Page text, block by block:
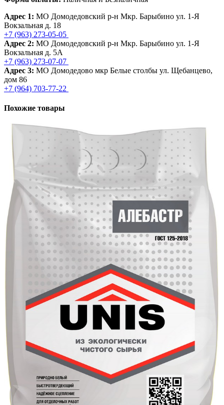
Адрес 1: МО Домодедовский р-н Мкр. Барыбино ул. 1-Я
Вокзальная д. 18
+7 (963) 273-05-05
Адрес 2: МО Домодедовский р-н Мкр. Барыбино ул. 1-Я
Вокзальная д. 5А
+7 (963) 273-07-07
Адрес 3: МО Домодедово мкр Белые столбы ул. Щебанцево,
дом 86
+7 (964) 703-77-22
Похожие товары